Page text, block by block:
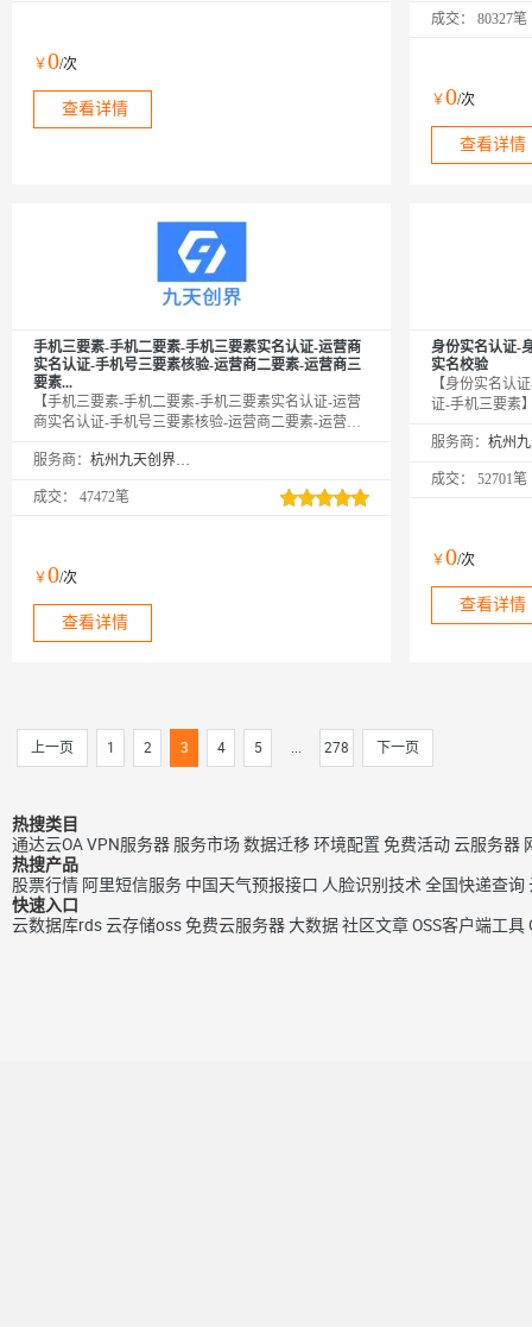
￥0/次
查看详情
持携号转网查
成交： 80327笔
￥0/次
查看详情
手机三要素-手机二要素-手机三要素实名认证-运营商
实名认证-手机号三要素核验-运营商二要素-运营商三
要素...
【手机三要素-手机二要素-手机三要素实名认证-运营
商实名认证-手机号三要素核验-运营商二要素-运营商
号，通过运营商数据库实时校验此三项是否匹配。2.
播、游戏、金融等场景。
服务商： 杭州九天创界科技有限公司
成交： 47472笔
￥0/次
查看详情
身份实名认证-
实名校验
【身份实名认
证-手机三要素
性别、籍贯等
车、ETC办理
服务商：
成交： 52701笔
￥0/次
查看详情
上一页 1 2 3 4 5 ... 278 下一页
热搜类目
通达云OAVPN服务器 服务市场数据迁移环境配置 免费活动云服务器
热搜产品
股票行情 阿里短信服务 中国天气预报接口 人脸识别技术 全国快递查询
快速入口
云数据库rds云存储oss免费云服务器大数据社区文章OSS客户端工具